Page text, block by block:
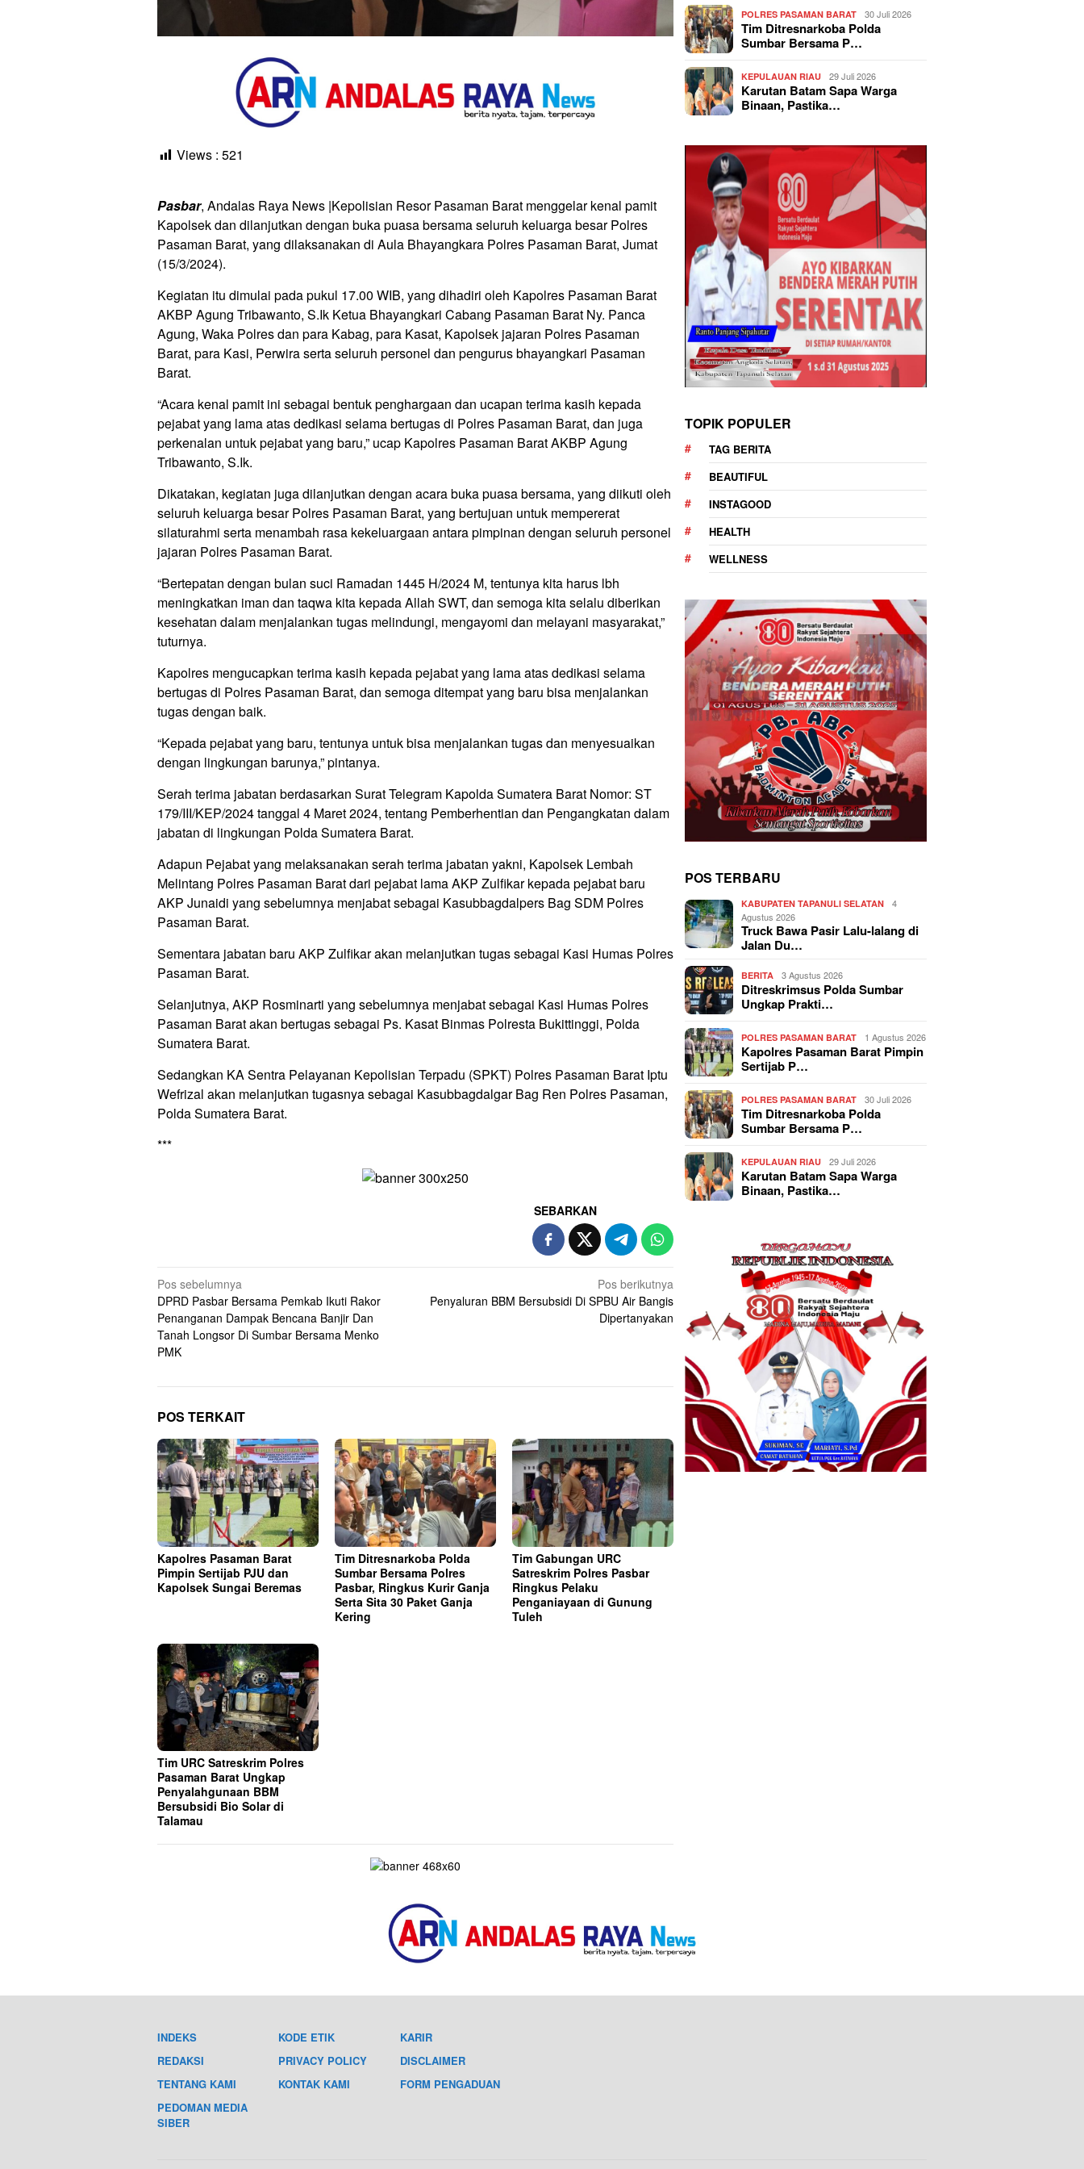
Views : 521
Pasbar, Andalas Raya News |Kepolisian Resor Pasaman Barat menggelar kenal pamit
Kapolsek dan dilanjutkan dengan buka puasa bersama seluruh keluarga besar Polres
Pasaman Barat, yang dilaksanakan di Aula Bhayangkara Polres Pasaman Barat, Jumat
(15/3/2024).
Kegiatan itu dimulai pada pukul 17.00 WIB, yang dihadiri oleh Kapolres Pasaman Barat
AKBP Agung Tribawanto, S.Ik Ketua Bhayangkari Cabang Pasaman Barat Ny. Panca
Agung, Waka Polres dan para Kabag, para Kasat, Kapolsek jajaran Polres Pasaman
Barat, para Kasi, Perwira serta seluruh personel dan pengurus bhayangkari Pasaman
Barat.
“Acara kenal pamit ini sebagai bentuk penghargaan dan ucapan terima kasih kepada
pejabat yang lama atas dedikasi selama bertugas di Polres Pasaman Barat, dan juga
perkenalan untuk pejabat yang baru,” ucap Kapolres Pasaman Barat AKBP Agung
Tribawanto, S.Ik.
Dikatakan, kegiatan juga dilanjutkan dengan acara buka puasa bersama, yang diikuti oleh
seluruh keluarga besar Polres Pasaman Barat, yang bertujuan untuk mempererat
silaturahmi serta menambah rasa kekeluargaan antara pimpinan dengan seluruh personel
jajaran Polres Pasaman Barat.
“Bertepatan dengan bulan suci Ramadan 1445 H/2024 M, tentunya kita harus lbh
meningkatkan iman dan taqwa kita kepada Allah SWT, dan semoga kita selalu diberikan
kesehatan dalam menjalankan tugas melindungi, mengayomi dan melayani masyarakat,”
tuturnya.
Kapolres mengucapkan terima kasih kepada pejabat yang lama atas dedikasi selama
bertugas di Polres Pasaman Barat, dan semoga ditempat yang baru bisa menjalankan
tugas dengan baik.
“Kepada pejabat yang baru, tentunya untuk bisa menjalankan tugas dan menyesuaikan
dengan lingkungan barunya,” pintanya.
Serah terima jabatan berdasarkan Surat Telegram Kapolda Sumatera Barat Nomor: ST
179/III/KEP/2024 tanggal 4 Maret 2024, tentang Pemberhentian dan Pengangkatan dalam
jabatan di lingkungan Polda Sumatera Barat.
Adapun Pejabat yang melaksanakan serah terima jabatan yakni, Kapolsek Lembah
Melintang Polres Pasaman Barat dari pejabat lama AKP Zulfikar kepada pejabat baru
AKP Junaidi yang sebelumnya menjabat sebagai Kasubbagdalpers Bag SDM Polres
Pasaman Barat.
Sementara jabatan baru AKP Zulfikar akan melanjutkan tugas sebagai Kasi Humas Polres
Pasaman Barat.
Selanjutnya, AKP Rosminarti yang sebelumnya menjabat sebagai Kasi Humas Polres
Pasaman Barat akan bertugas sebagai Ps. Kasat Binmas Polresta Bukittinggi, Polda
Sumatera Barat.
Sedangkan KA Sentra Pelayanan Kepolisian Terpadu (SPKT) Polres Pasaman Barat Iptu
Wefrizal akan melanjutkan tugasnya sebagai Kasubbagdalgar Bag Ren Polres Pasaman,
Polda Sumatera Barat.
***
SEBARKAN
Navigasi
pos
Pos sebelumnya
DPRD Pasbar Bersama Pemkab Ikuti Rakor
Penanganan Dampak Bencana Banjir Dan
Tanah Longsor Di Sumbar Bersama Menko
PMK
Pos berikutnya
Penyaluran BBM Bersubsidi Di SPBU Air Bangis
Dipertanyakan
POS TERKAIT
Kapolres Pasaman Barat
Pimpin Sertijab PJU dan
Kapolsek Sungai Beremas
Tim Ditresnarkoba Polda
Sumbar Bersama Polres
Pasbar, Ringkus Kurir Ganja
Serta Sita 30 Paket Ganja
Kering
Tim Gabungan URC
Satreskrim Polres Pasbar
Ringkus Pelaku
Penganiayaan di Gunung
Tuleh
Tim URC Satreskrim Polres
Pasaman Barat Ungkap
Penyalahgunaan BBM
Bersubsidi Bio Solar di
Talamau
POLRES PASAMAN BARAT 30 Juli 2026
Tim Ditresnarkoba Polda
Sumbar Bersama P…
KEPULAUAN RIAU 29 Juli 2026
Karutan Batam Sapa Warga
Binaan, Pastika…
TOPIK POPULER
TAG BERITA
BEAUTIFUL
INSTAGOOD
HEALTH
WELLNESS
POS TERBARU
KABUPATEN TAPANULI SELATAN
4
Agustus 2026
Truck Bawa Pasir Lalu-lalang di
Jalan Du…
BERITA 3 Agustus 2026
Ditreskrimsus Polda Sumbar
Ungkap Prakti…
POLRES PASAMAN BARAT 1 Agustus 2026
Kapolres Pasaman Barat Pimpin
Sertijab P…
POLRES PASAMAN BARAT 30 Juli 2026
Tim Ditresnarkoba Polda
Sumbar Bersama P…
KEPULAUAN RIAU 29 Juli 2026
Karutan Batam Sapa Warga
Binaan, Pastika…
INDEKS KODE ETIK
KARIR
REDAKSI
PRIVACY POLICY
DISCLAIMER
TENTANG KAMI
KONTAK KAMI
FORM PENGADUAN
PEDOMAN MEDIA
SIBER